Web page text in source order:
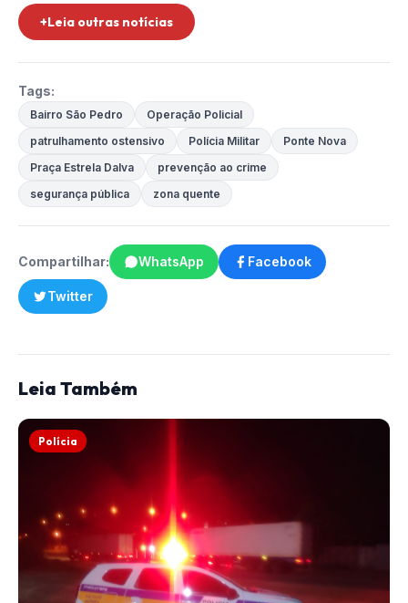
+Leia outras notícias
Tags:
Bairro São Pedro
Operação Policial
patrulhamento ostensivo
Polícia Militar
Ponte Nova
Praça Estrela Dalva
prevenção ao crime
segurança pública
zona quente
Compartilhar: WhatsApp Facebook
Twitter
Leia Também
Polícia